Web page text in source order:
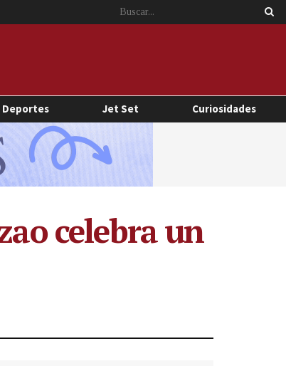
Deportes Jet Set Curiosidades
celebra un